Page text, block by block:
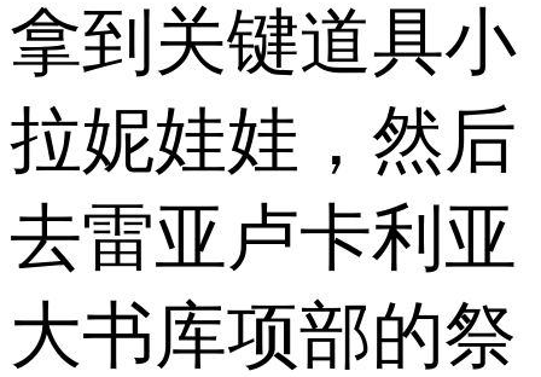
拿到关键道具小
拉妮娃娃，然后
去雷亚卢卡利亚
大书库项部的祭